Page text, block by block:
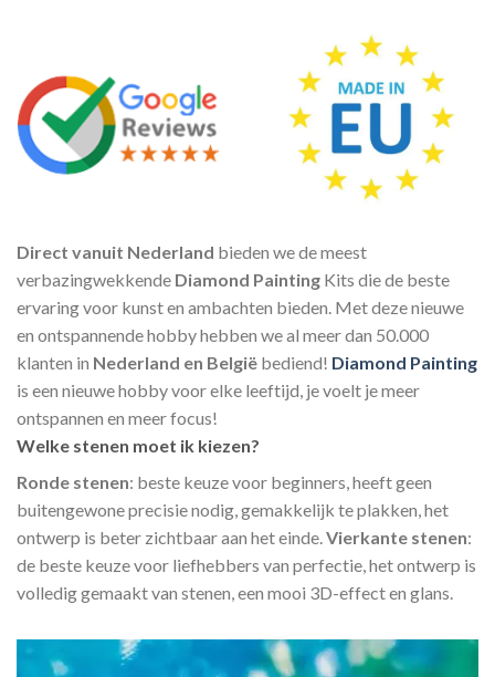
Direct vanuit Nederland bieden we de meest
verbazingwekkende Diamond Painting Kits die de beste
ervaring voor kunst en ambachten bieden. Met deze nieuwe
en ontspannende hobby hebben we al meer dan 50.000
klanten in Nederland en België bediend! Diamond Painting
is een nieuwe hobby voor elke leeftijd, je voelt je meer
ontspannen en meer focus!
Welke stenen moet ik kiezen?
Ronde stenen: beste keuze voor beginners, heeft geen
buitengewone precisie nodig, gemakkelijk te plakken, het
ontwerp is beter zichtbaar aan het einde.Vierkante stenen:
de beste keuze voor liefhebbers van perfectie, het ontwerp is
volledig gemaakt van stenen, een mooi 3D-effect en glans.